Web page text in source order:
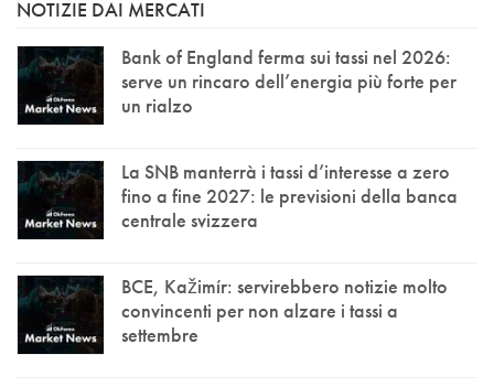
NOTIZIE DAI MERCATI
Bank of England ferma sui tassi nel 2026:
serve un rincaro dell’energia più forte per
un rialzo
La SNB manterrà i tassi d’interesse a zero
fino a fine 2027: le previsioni della banca
centrale svizzera
BCE, Kažimír: servirebbero notizie molto
convincenti per non alzare i tassi a
settembre